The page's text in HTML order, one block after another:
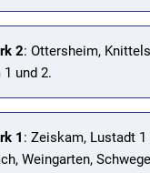
2: Ottersheim,
1 und 2.
1 : Zeiskam, Lustadt
Weingarten,